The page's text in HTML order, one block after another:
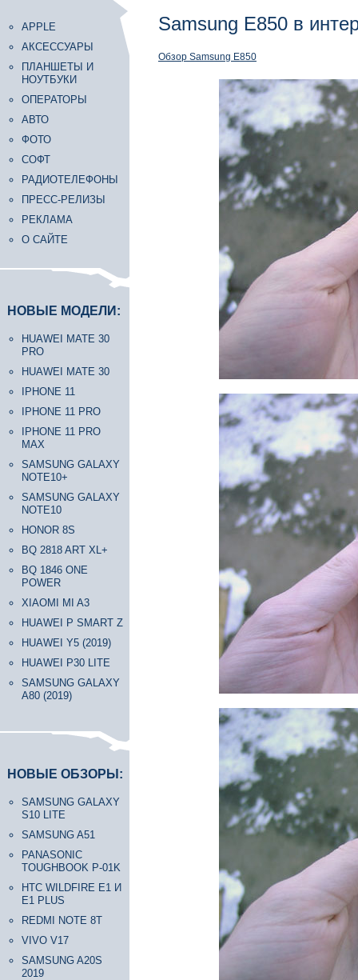
APPLE
АКСЕССУАРЫ
ПЛАНШЕТЫ И
НОУТБУКИ
ОПЕРАТОРЫ
АВТО
ФОТО
СОФТ
РАДИОТЕЛЕФОНЫ
ПРЕСС-РЕЛИЗЫ
РЕКЛАМА
О САЙТЕ
НОВЫЕ МОДЕЛИ:
HUAWEI MATE 30
PRO
HUAWEI MATE 30
IPHONE 11
IPHONE 11 PRO
IPHONE 11 PRO
MAX
SAMSUNG GALAXY
NOTE10+
SAMSUNG GALAXY
NOTE10
HONOR 8S
BQ 2818 ART XL+
BQ 1846 ONE
POWER
XIAOMI MI A3
HUAWEI P SMART Z
HUAWEI Y5 (2019)
HUAWEI P30 LITE
SAMSUNG GALAXY
A80 (2019)
НОВЫЕ ОБЗОРЫ:
SAMSUNG GALAXY
S10 LITE
SAMSUNG A51
PANASONIC
TOUGHBOOK P-01K
HTC WILDFIRE E1 И
E1 PLUS
REDMI NOTE 8T
VIVO V17
SAMSUNG A20S
2019
Samsung E850 в
Обзор Samsung E850